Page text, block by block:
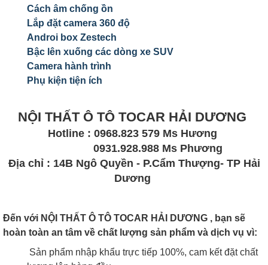
Cách âm chống ồn
Lắp đặt camera 360 độ
Androi box Zestech
Bậc lên xuống các dòng xe SUV
Camera hành trình
Phụ kiện tiện ích
NỘI THẤT Ô TÔ TOCAR HẢI DƯƠNG
Hotline : 0968.823 579 Ms Hương
0931.928.988 Ms Phương
Địa chỉ : 14B Ngô Quyền - P.Cẩm Thượng- TP Hải
Dương
Đến với NỘI THẤT Ô TÔ TOCAR HẢI DƯƠNG , bạn sẽ
hoàn toàn an tâm về chất lượng sản phẩm và dịch vụ vì:
Sản phẩm nhập khẩu trực tiếp 100%, cam kết đặt chất